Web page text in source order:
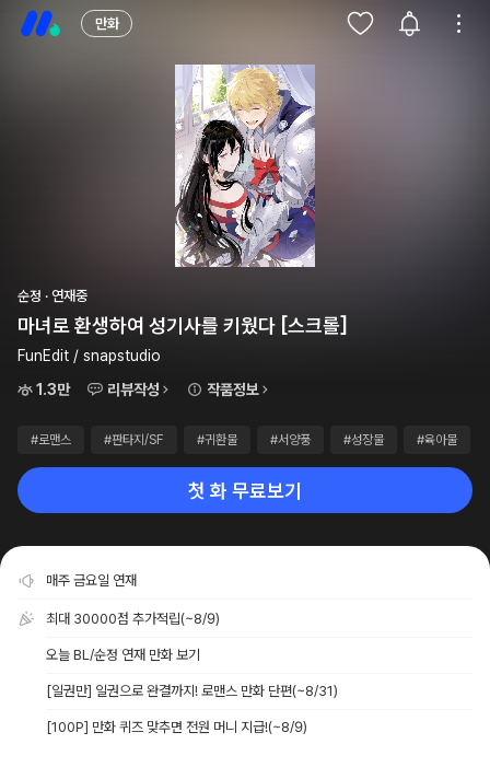
만화
순정 · 연재중
마녀로 환생하여 성기사를 키웠다 [스크롤]
FunEdit / snapstudio
1.3만
리뷰작성 작품정보
#로맨스 #판타지/SF #귀환물 #서양풍 #성장물 #육아물
첫 화 무료보기
매주 금요일 연재
최대 30000점 추가적립(~8/9)
오늘 BL/순정 연재 만화 보기
[일권만] 일권으로 완결까지! 로맨스 만화 단편(~8/31)
[100P] 만화 퀴즈 맞추면 전원 머니 지급!(~8/9)